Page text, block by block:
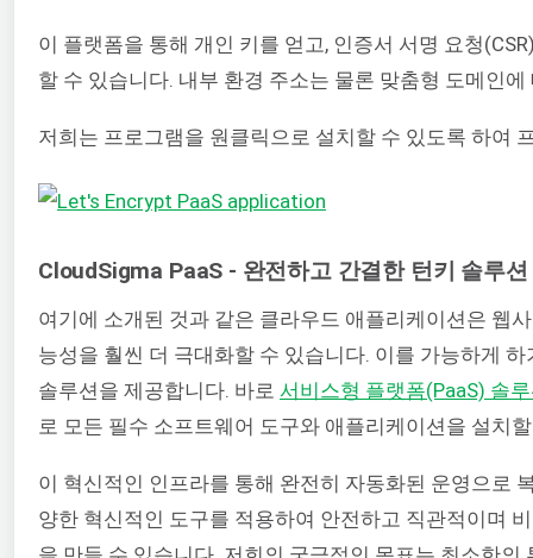
이 플랫폼을 통해 개인 키를 얻고, 인증서 서명 요청
할 수 있습니다. 내부 환경 주소는 물론 맞춤형 도메인
저희는 프로그램을 원클릭으로 설치할 수 있도록 하여
CloudSigma PaaS - 완전하고 간결한 턴키 솔루션
여기에 소개된 것과 같은 클라우드 애플리케이션은 웹
능성을 훨씬 더 극대화할 수 있습니다. 이를 가능하게
솔루션을 제공합니다. 바로 서비스형 플랫폼(PaaS) 솔
로 모든 필수 소프트웨어 도구와 애플리케이션을 설치
이 혁신적인 인프라를 통해 완전히 자동화된 운영으로
양한 혁신적인 도구를 적용하여 안전하고 직관적이며